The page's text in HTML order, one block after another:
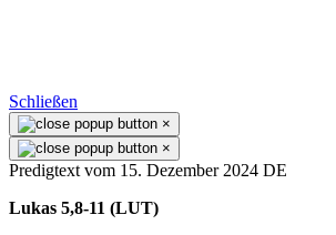
Schließen
×
×
Predigtext vom 15. Dezember 2024 DE
Lukas 5,8-11 (LUT)